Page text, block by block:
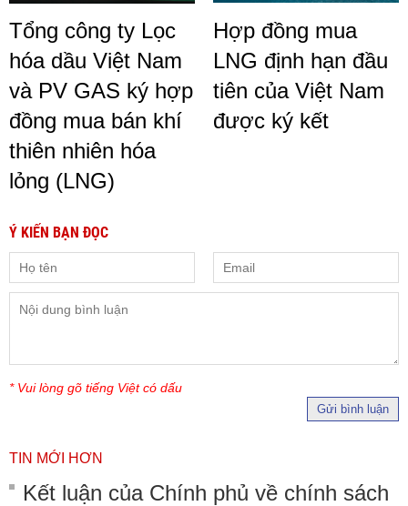
Tổng công ty Lọc
hóa dầu Việt Nam
và PV GAS ký hợp
đồng mua bán khí
thiên nhiên hóa
lỏng (LNG)
Hợp đồng mua
LNG định hạn đầu
tiên của Việt Nam
được ký kết
Ý KIẾN BẠN ĐỌC
* Vui lòng gõ tiếng Việt có dấu
Gửi bình luận
TIN MỚI HƠN
Kết luận của Chính phủ về chính sách